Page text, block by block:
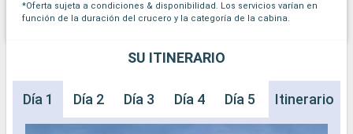
*Oferta sujeta a condiciones & disponibilidad. Los servicios varían en
función de la duración del crucero y la categoría de la cabina.
SU ITINERARIO
Día 1 Día 2 Día 3 Día 4 Día 5 Día 6
Itinerario